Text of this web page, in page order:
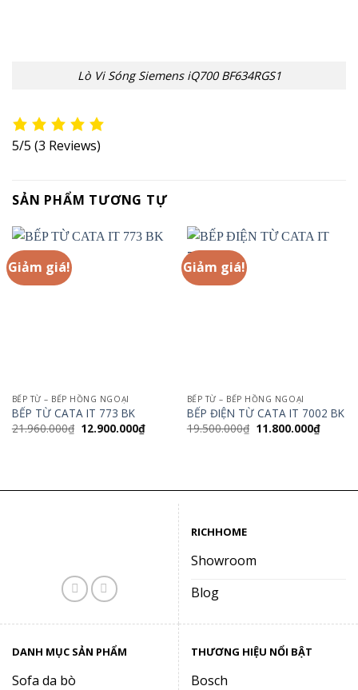
Lò Vi Sóng Siemens iQ700 BF634RGS1
5/5 (3 Reviews)
SẢN PHẨM TƯƠNG TỰ
Giảm giá!
BẾP TỪ – BẾP HỒNG NGOẠI
BẾP TỪ CATA IT 773 BK
21.960.000₫ Giá
gốc
12.900.000₫Giá
hiện
Giảm giá!
BẾP TỪ – BẾP HỒNG NGOẠI
BẾP ĐIỆN TỪ CATA IT 7002 BK
19.500.000₫ Giá
gốc
11.800.000₫Giá
hiện
RICHHOME
Showroom
Blog
DANH MỤC SẢN PHẨM
Sofa da bò
THƯƠNG HIỆU NỔI BẬT
Bosch